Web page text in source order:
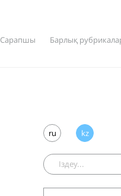
Сарапшы Барлық
ru kz